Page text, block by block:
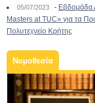
05/07/2023 - Εβδομάδα
Masters at TUC» για τα
Πολυτεχνείο Κρήτης
Νομοθεσία